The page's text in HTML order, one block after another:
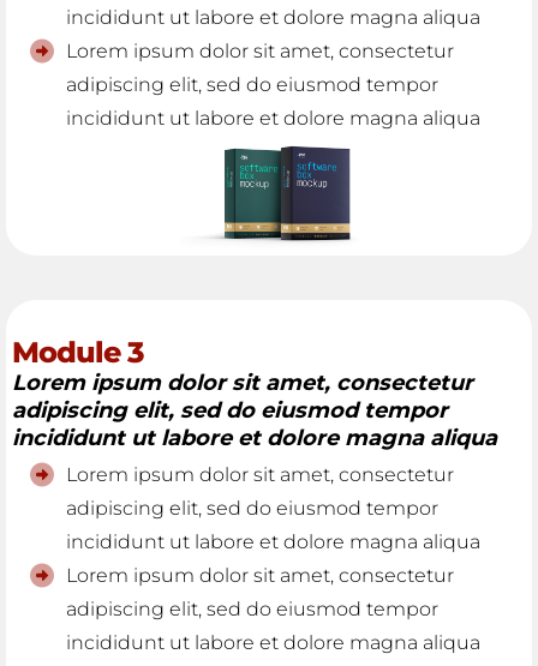
incididunt ut labore et dolore magna aliqua
Lorem ipsum dolor sit amet, consectetur
adipiscing elit, sed do eiusmod tempor
incididunt ut labore et dolore magna aliqua
Module 3
Lorem ipsum dolor sit amet, consectetur
adipiscing elit, sed do eiusmod tempor
incididunt ut labore et dolore magna aliqua
Lorem ipsum dolor sit amet, consectetur
adipiscing elit, sed do eiusmod tempor
incididunt ut labore et dolore magna aliqua
Lorem ipsum dolor sit amet, consectetur
adipiscing elit, sed do eiusmod tempor
incididunt ut labore et dolore magna aliqua